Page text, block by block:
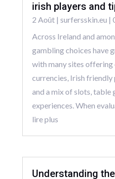
irish players and
2 Août| surfersskin.eu |
Across Ireland and
gambling choices have
with many sites
currencies, Irish friendly
and a mix of slots, table
experiences. When
lire plus
Understanding